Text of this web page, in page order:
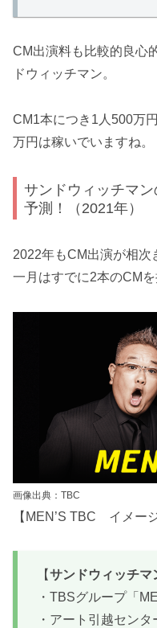
CM出演料も比較的良心
ドウィッチマン。
CM1本につき1人500万
万円は稼いでいますね。
サンドウィッチマ
予測！（2021年）
2022年もCM出演が相次
一月はすでに2本のCMを
画像出典：TBC
【MEN’S TBC イメージ
【サンドウィッチ
・TBSグループ「
・アート引越センタ